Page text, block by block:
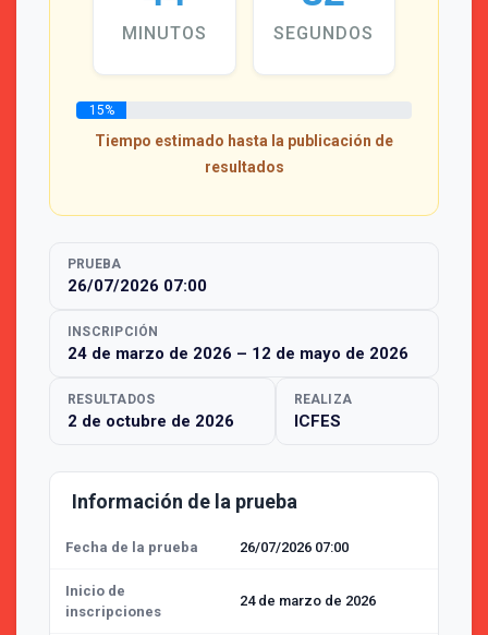
MINUTOS SEGUNDOS
15%
Tiempo estimado hasta la publicación de
resultados
PRUEBA
26/07/2026 07:00
INSCRIPCIÓN
24 de marzo de 2026 – 12 de mayo de 2026
RESULTADOS
2 de octubre de 2026
REALIZA
ICFES
Información de la prueba
Fecha de la prueba 26/07/2026 07:00
Inicio de
inscripciones
24 de marzo de 2026